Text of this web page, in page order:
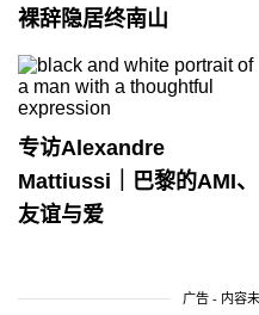
裸辞隐居终南山
专访Alexandre
Mattiussi｜巴黎的AMI、
友谊与爱
广告 - 内容